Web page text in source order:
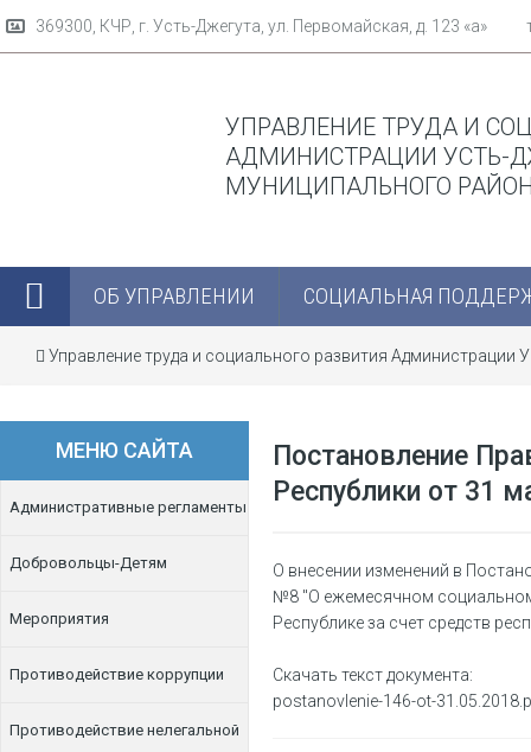
369300, КЧР, г. Усть-Джегута, ул. Первомайская, д. 123 «а»
УПРАВЛЕНИЕ ТРУДА И
АДМИНИСТРАЦИИ УСТЬ-
МУНИЦИПАЛЬНОГО
ОБ УПРАВЛЕНИИ СОЦИАЛЬНАЯ
Управление труда и социального развития Администрации
МЕНЮ САЙТА
Административные регламенты
Добровольцы-Детям
Мероприятия
Противодействие коррупции
Противодействие нелегальной
Постановление
Республики от 31
О внесении изменений в
№8 "О ежемесячном
Республике за счет средств
Скачать текст документа:
postanovlenie-146-ot-